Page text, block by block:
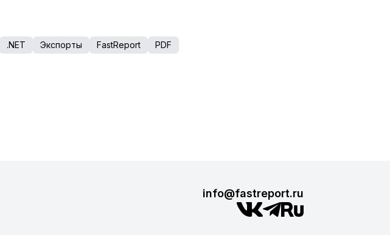
.NET Экспорты FastReport PDF
info@fastreport.ru